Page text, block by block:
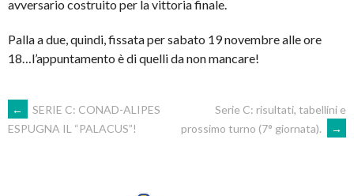
avversario costruito per la vittoria finale.
Palla a due, quindi, fissata per sabato 19 novembre alle ore
18…l’appuntamento è di quelli da non mancare!
POST
←
SERIE C: CONAD-ALIPES
ESPUGNA IL “PALACUS”!
Serie C: risultati, tabellini e
prossimo turno (7° giornata).
→